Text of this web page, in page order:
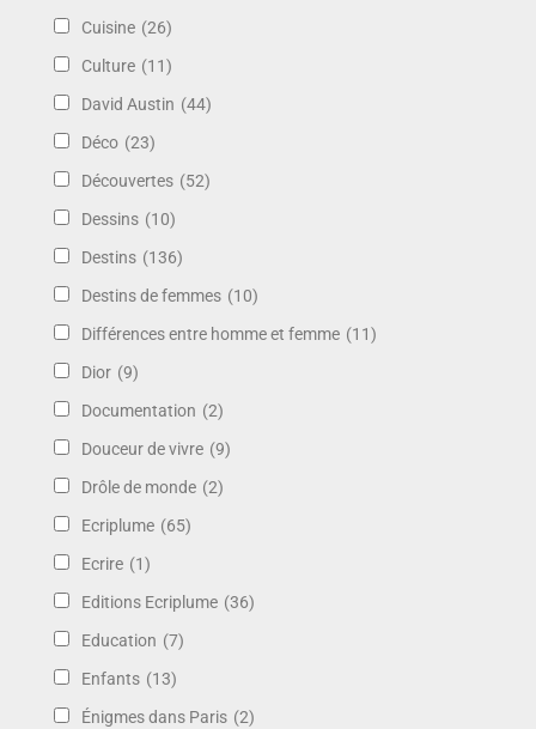
Cuisine (26)
Culture (11)
David Austin (44)
Déco (23)
Découvertes (52)
Dessins (10)
Destins (136)
Destins de femmes (10)
Différences entre homme et femme (11)
Dior (9)
Documentation (2)
Douceur de vivre (9)
Drôle de monde (2)
Ecriplume (65)
Ecrire (1)
Editions Ecriplume (36)
Education (7)
Enfants (13)
Énigmes dans Paris (2)